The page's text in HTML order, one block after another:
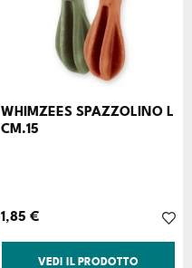
WHIMZEES SPAZZOLINO L
CM.15
Prezzo
1,85 €
VEDI IL PRODOTTO